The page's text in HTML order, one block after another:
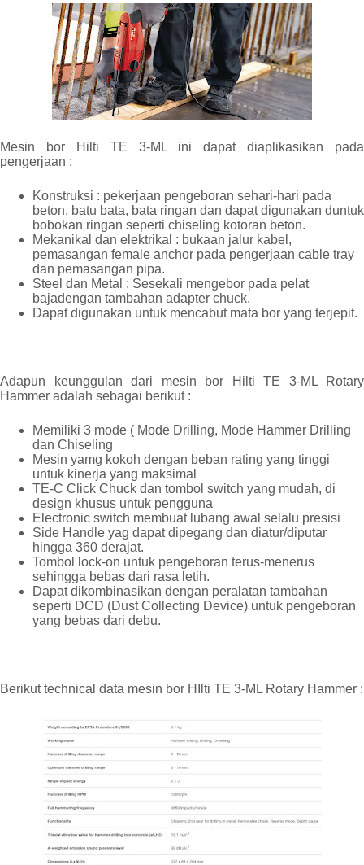
Mesin bor Hilti TE 3-ML ini dapat diaplikasikan pada
pengerjaan :
Konstruksi : pekerjaan pengeboran sehari-hari pada
beton, batu bata, bata ringan dan dapat digunakan duntuk
bobokan ringan seperti chiseling kotoran beton.
Mekanikal dan elektrikal : bukaan jalur kabel,
pemasangan female anchor pada pengerjaan cable tray
dan pemasangan pipa.
Steel dan Metal : Sesekali mengebor pada pelat
bajadengan tambahan adapter chuck.
Dapat digunakan untuk mencabut mata bor yang terjepit.
Adapun keunggulan dari mesin bor Hilti TE 3-ML Rotary
Hammer adalah sebagai berikut :
Memiliki 3 mode ( Mode Drilling, Mode Hammer Drilling
dan Chiseling
Mesin yamg kokoh dengan beban rating yang tinggi
untuk kinerja yang maksimal
TE-C Click Chuck dan tombol switch yang mudah, di
design khusus untuk pengguna
Electronic switch membuat lubang awal selalu presisi
Side Handle yag dapat dipegang dan diatur/diputar
hingga 360 derajat.
Tombol lock-on untuk pengeboran terus-menerus
sehingga bebas dari rasa letih.
Dapat dikombinasikan dengan peralatan tambahan
seperti DCD (Dust Collecting Device) untuk pengeboran
yang bebas dari debu.
Berikut technical data mesin bor HIlti TE 3-ML Rotary Hammer :